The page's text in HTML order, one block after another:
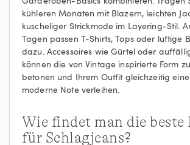
kühleren Monaten mit Blazern, leichten
kuscheliger Strickmode im Layering-Stil.
Tagen passen T-Shirts, Tops oder luftige
dazu. Accessoires wie Gürtel oder
können die von Vintage inspirierte Form
betonen und Ihrem Outfit gleichzeitig
moderne Note verleihen.
Wie findet man die beste
für Schlagjeans?